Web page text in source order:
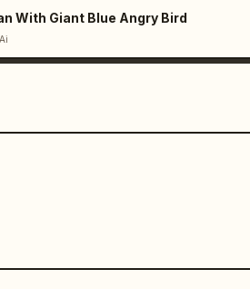
With Giant Blue Angry Bird